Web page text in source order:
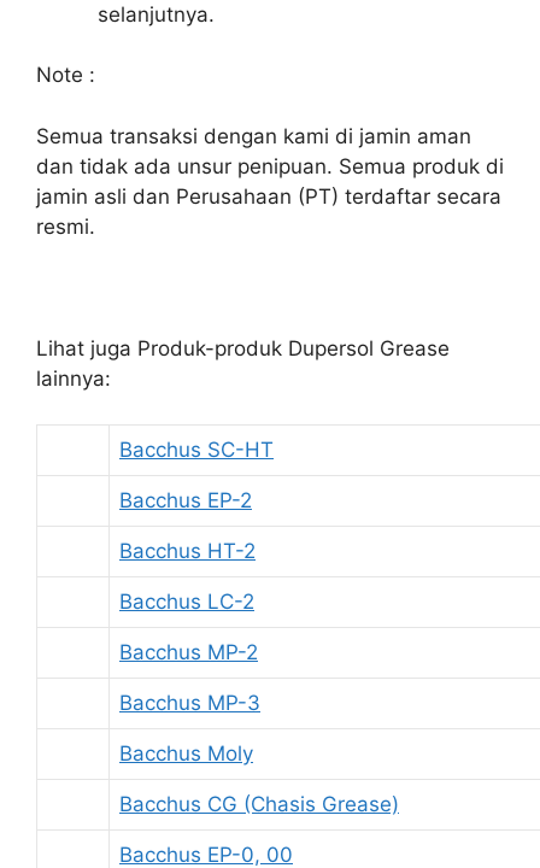
selanjutnya.
Note :
Semua transaksi dengan kami di jamin aman
dan tidak ada unsur penipuan. Semua produk di
jamin asli dan Perusahaan (PT) terdaftar secara
resmi.
Lihat juga Produk-produk Dupersol Grease
lainnya:
Bacchus SC-HT
Bacchus EP-2
Bacchus HT-2
Bacchus LC-2
Bacchus MP-2
Bacchus MP-3
Bacchus Moly
Bacchus CG (Chasis Grease)
Bacchus EP-0, 00